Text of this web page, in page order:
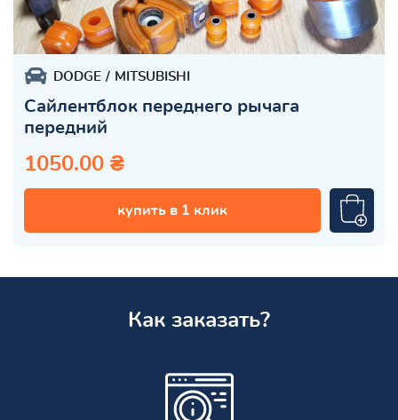
DODGE MITSUBISHI
Сайлентблок переднего рычага
передний
1050.00 ₴
купить в 1 клик
Как заказать?